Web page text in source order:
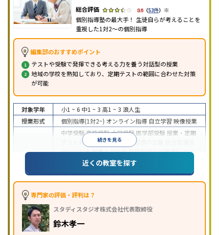
3.6（53件） ※
個別指導塾の最大手！ 生徒自らが考えることを
重視した1対2〜の個別指導
編集部のおすすめポイント
テストや受験で発揮できる考える力を養う対話型の授業
地域の学校を熟知しており、定期テストの範囲に合わせた対策
が可能
続きを見る
対象学年 小1 ~ 6 中1 ~ 3 高1 ~ 3 浪人生
授業形式
個別指導(1対2~) オンライン指導 自立学習 映像授業
中学受験高校受験大学受験 医学部受験 授業・定期
テスト対策
内申点対策 学習習慣の定着
(旧AO)対策推薦入試対策学校別特化対策国公立大
私大対策共通テスト対策
英語・英会話特化
対策その他科目別特化対策
特徴
中高一貫校生に対応
の振替可能
を利用オンライン対応1科目から受講可能
習のみの受講可
り
近くの教室を探す
専門家の評価・評判は？
スタディスタジオ株式会社代表取締役
鈴木孝一